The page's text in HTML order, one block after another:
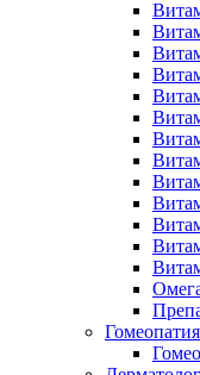
Гомеопатия